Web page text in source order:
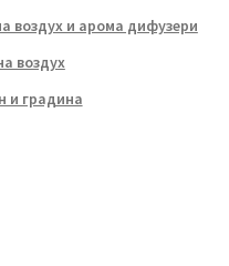
воздух и арома дифузери
воздух
и градина